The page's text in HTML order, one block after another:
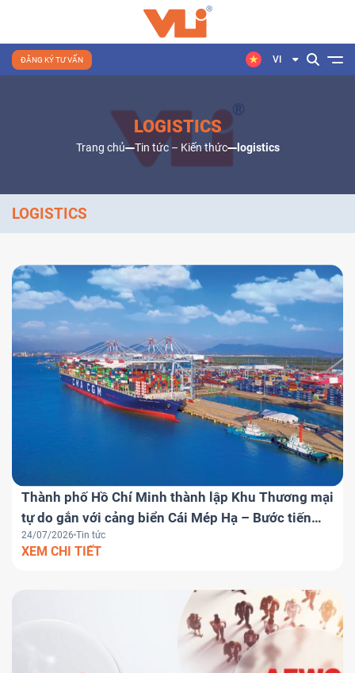
ĐĂNG KÝ TƯ VẤN VI
LOGISTICS
Trang chủ Tin tức – Kiến thức logistics
LOGISTICS
Thành phố Hồ Chí Minh thành lập Khu Thương mại
tự do gắn với cảng biển Cái Mép Hạ – Bước tiến
chiến lược đưa Việt Nam trở thành trung tâm
logistics khu vực
24/07/2026 Tin tức
XEM CHI TIẾT